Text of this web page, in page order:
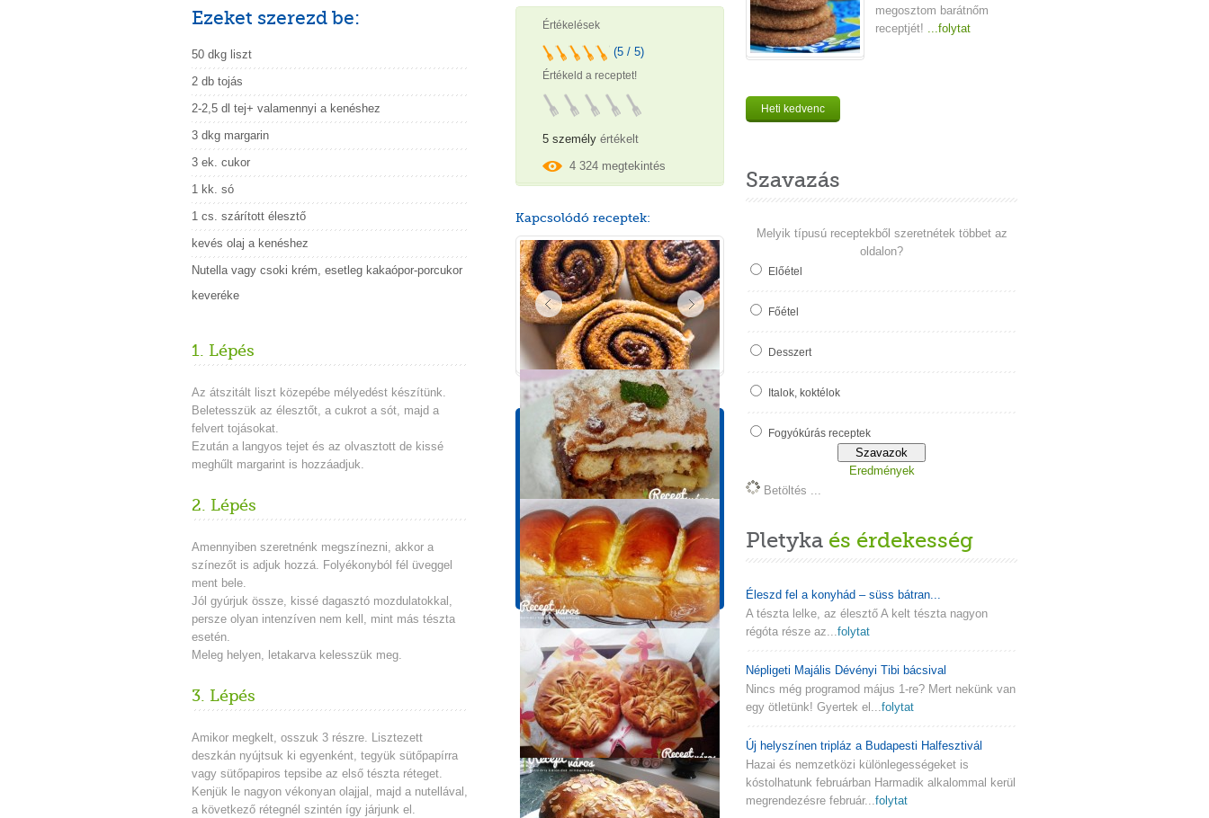
Ezeket szerezd be:
50 dkg liszt
2 db tojás
2-2,5 dl tej+ valamennyi a kenéshez
3 dkg margarin
3 ek. cukor
1 kk. só
1 cs. szárított élesztő
kevés olaj a kenéshez
Nutella vagy csoki krém, esetleg kakaópor-porcukor
keveréke
1. Lépés
Az átszitált liszt közepébe mélyedést készítünk.
Beletesszük az élesztőt, a cukrot a sót, majd a
felvert tojásokat.
Ezután a langyos tejet és az olvasztott de kissé
meghűlt margarint is hozzáadjuk.
2. Lépés
Amennyiben szeretnénk megszínezni, akkor a
színezőt is adjuk hozzá. Folyékonyból fél üveggel
ment bele.
Jól gyúrjuk össze, kissé dagasztó mozdulatokkal,
persze olyan intenzíven nem kell, mint más tészta
esetén.
Meleg helyen, letakarva kelesszük meg.
3. Lépés
Amikor megkelt, osszuk 3 részre. Lisztezett
deszkán nyújtsuk ki egyenként, tegyük sütőpapírra
vagy sütőpapiros tepsibe az első tészta réteget.
Kenjük le nagyon vékonyan olajjal, majd a nutellával,
a következő rétegnél szintén így járjunk el.
Értékelések
(5 / 5)
Értékeld a receptet!
5 személy értékelt
4 324 megtekintés
Kapcsolódó receptek:
Tápérték információk
1 adagra vonatkozik!
Energia
750 kcal
Zsír
18.3g
Szénhidrát
124.5g
Fehérje
19.9g
Koleszterin
87mg
Cukor
26.4g
megosztom barátnőm
receptjét! ...folytat
Heti kedvenc
Szavazás
Melyik típusú receptekből szeretnétek többet az
oldalon?
Előétel
Főétel
Desszert
Italok, koktélok
Fogyókúrás receptek
Eredmények
Betöltés ...
Pletyka és érdekesség
Éleszd fel a konyhád – süss bátran...
A tészta lelke, az élesztő A kelt tészta nagyon
régóta része az...folytat
Népligeti Majális Dévényi Tibi bácsival
Nincs még programod május 1-re? Mert nekünk van
egy ötletünk! Gyertek el...folytat
Új helyszínen tripláz a Budapesti Halfesztivál
Hazai és nemzetközi különlegességeket is
kóstolhatunk februárban Harmadik alkalommal kerül
megrendezésre február...folytat